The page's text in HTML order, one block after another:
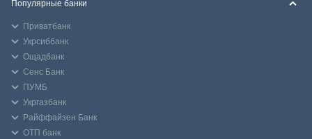
Популярные банки
Приватбанк
Укрсиббанк
Ощадбанк
Сенс Банк
ПУМБ
Укргазбанк
Райффайзен Банк
ОТП банк